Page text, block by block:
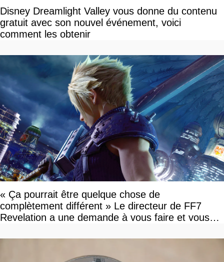
Disney Dreamlight Valley vous donne du contenu
gratuit avec son nouvel événement, voici
comment les obtenir
« Ça pourrait être quelque chose de
complètement différent » Le directeur de FF7
Revelation a une demande à vous faire et vous